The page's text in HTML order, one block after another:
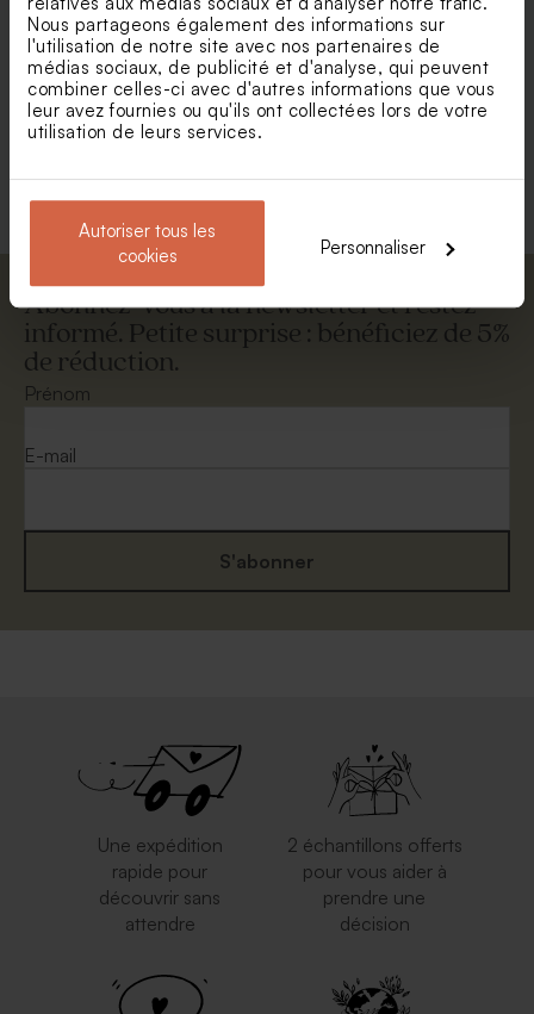
Nous partageons également des informations sur
l'utilisation de notre site avec nos partenaires de
médias sociaux, de publicité et d'analyse, qui peuvent
combiner celles-ci avec d'autres informations que vous
leur avez fournies ou qu'ils ont collectées lors de votre
utilisation de leurs services.
Autoriser tous les
cookies
Personnaliser
Enveloppe vœux eucalyptus Enveloppe rectangulaire
dorée
Enveloppe vœux papier
moucheté naturel
Abonnez-vous à la newsletter et restez
informé. Petite surprise : bénéficiez de 5%
de réduction.
Prénom
E-mail
S'abonner
Une expédition
rapide pour
découvrir sans
attendre
2 échantillons offerts
pour vous aider à
prendre une
décision